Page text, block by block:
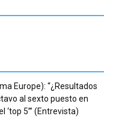
Europe): “¿Resultados
al sexto puesto en
5’” (Entrevista)